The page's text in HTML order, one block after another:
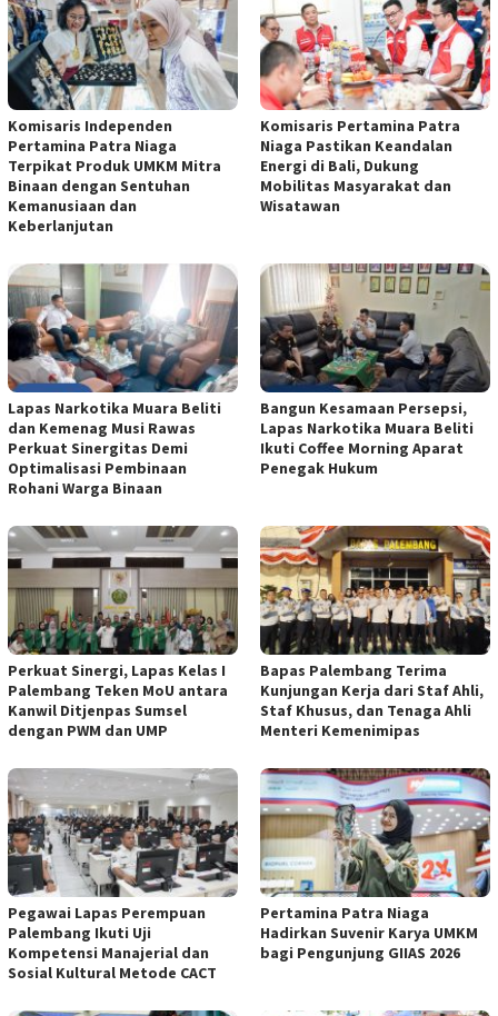
Komisaris Independen
Pertamina Patra Niaga
Terpikat Produk UMKM Mitra
Binaan dengan Sentuhan
Kemanusiaan dan
Keberlanjutan
Komisaris Pertamina Patra
Niaga Pastikan Keandalan
Energi di Bali, Dukung
Mobilitas Masyarakat dan
Wisatawan
Lapas Narkotika Muara Beliti
dan Kemenag Musi Rawas
Perkuat Sinergitas Demi
Optimalisasi Pembinaan
Rohani Warga Binaan
Bangun Kesamaan Persepsi,
Lapas Narkotika Muara Beliti
Ikuti Coffee Morning Aparat
Penegak Hukum
Perkuat Sinergi, Lapas Kelas I
Palembang Teken MoU antara
Kanwil Ditjenpas Sumsel
dengan PWM dan UMP
Bapas Palembang Terima
Kunjungan Kerja dari Staf Ahli,
Staf Khusus, dan Tenaga Ahli
Menteri Kemenimipas
Pegawai Lapas Perempuan
Palembang Ikuti Uji
Kompetensi Manajerial dan
Sosial Kultural Metode CACT
Pertamina Patra Niaga
Hadirkan Suvenir Karya UMKM
bagi Pengunjung GIIAS 2026